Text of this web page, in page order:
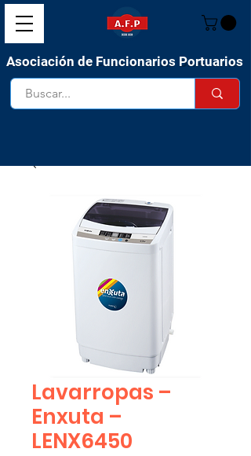
Asociación de Funcionarios Portuarios
Lavarropas –
Enxuta –
LENX6450